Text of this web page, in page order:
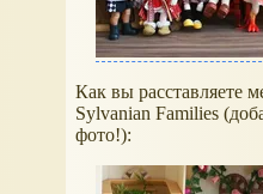
Как вы расставляете
Sylvanian Families
фото!):